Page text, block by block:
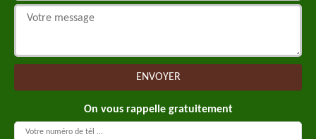
On vous rappelle gratuitement